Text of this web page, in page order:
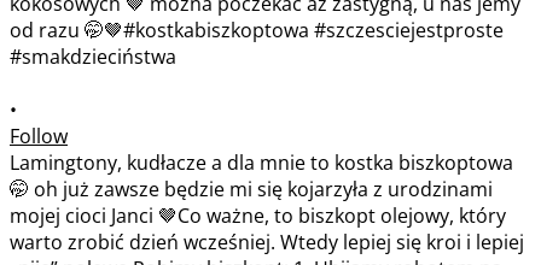
•
Follow
Lamingtony, kudłacze a dla mnie to kostka biszkoptowa
🤭 oh już zawsze będzie mi się kojarzyła z urodzinami
mojej cioci Janci 🤎Co ważne, to biszkopt olejowy, który
warto zrobić dzień wcześniej. Wtedy lepiej się kroi i lepiej